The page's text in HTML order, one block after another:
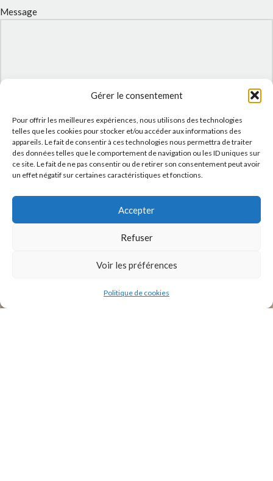
Gérer le consentement
Pour offrir les meilleures expériences, nous utilisons des technologies
telles que les cookies pour stocker et/ou accéder aux informations des
appareils. Le fait de consentir à ces technologies nous permettra de traiter
des données telles que le comportement de navigation ou les ID uniques sur
ce site. Le fait de ne pas consentir ou de retirer son consentement peut avoir
un effet négatif sur certaines caractéristiques et fonctions.
Accepter
Refuser
Voir les préférences
Politique de cookies
Message
J'accepte laPolitique de confidentialitéde ce site.